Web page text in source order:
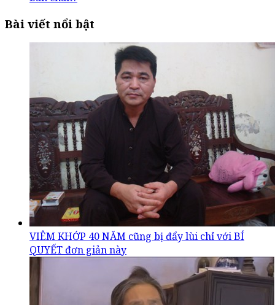
Bài viết nổi bật
VIÊM KHỚP 40 NĂM cũng bị đẩy lùi chỉ với BÍ
QUYẾT đơn giản này